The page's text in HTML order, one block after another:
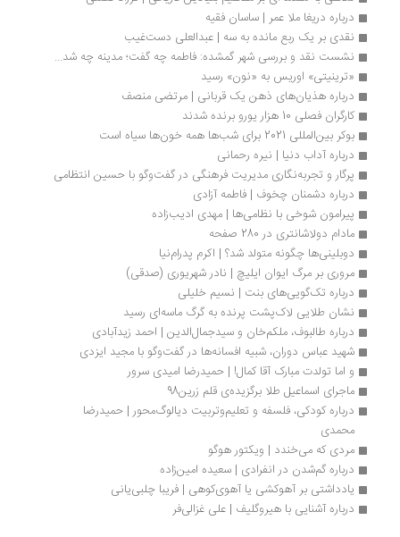
درباره دریغا ملا عمر | ساسان فقیه
نقدی بر یک ربع مانده به سه | عبدالعلی دست‌غیب
نشست نقد و بررسی شهر گمشده: فاطمه چه گفت؛ مدینه چه شد...
«ترینیتی» اوریس به «نون» رسید
درباره هذیان‌های ذهن یک قربانی | مرتضی منصف
کارگران فصلی 10 هزار یورو برنده شدند
بوکر بین‌المللی 2021 برای شب‌ها همه خون‌ها سیاه است
درباره آداب دنیا | نیره رحمانی
پرگار و تجربه‌نگاری مدیریت فرهنگی در گفت‌وگو با حسین انتظامی
درباره دشمنان چخوف | فاطمه آزادی
پیرامون شوخی با نظامی‌ها | مهدی ادیب‌زاده
مادام دولاشانتری در 280 صفحه
دوبلینی‌ها چگونه متولد شد؟ | اکرم پدرام‌نیا
مروری بر مرگ ایوان ایلیچ | نادر شهریوری (صدقی)
درباره تک‌گویی‌های بنت | نسیم خلیلی
نشان طلایی لاک‌پشت پرنده به گرگ ماسه‌ای رسید
درباره طالبوف، ملکم‌خان و سیدجمال‌الدین | احمد زیدآبادی
شهید عباس دوران، شبیه افسانه‌ها در گفت‌وگو با مجید ایزدی
و اما تولدت مبارک آقا کمال! | حمیدرضا امیدی سرور
ماجرای اسماعیل طلا برگزیده‌ی قلم زرین98
درباره کودکی، فلسفه و تعلیم‌وتربیت دیالوگ‌محور | حمیدرضا
محمدی
مردی که می‌خندد | ویکتور هوگو
درباره گم‌شدن در انفرادی | سعیده امین‌زاده
یادداشتی بر آهوکشی‌ یا آهوی‌کوهی | فریبا چلبی‌یانی
درباره آشنایی با هیروگلیف | علی غزالی‌فر